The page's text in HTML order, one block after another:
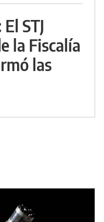
STJ
la Fiscalía
las